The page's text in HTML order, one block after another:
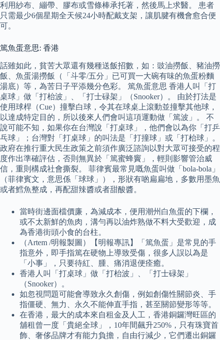
利用紗布、繃帶、膠布或雪條棒承托著，然後馬上求醫。 患者
只需最少6個星期全天候24小時配戴支架，讓肌腱有機會愈合便
可。
篤魚蛋意思: 香港
話雖如此，貧苦大眾還有幾種送飯招數，如：豉油撈飯、豬油撈
飯、魚蛋湯撈飯（「斗零/五分」已可買一大碗有味的魚蛋粉麵
湯底）等，為苦日子平添幾分色彩。 篤魚蛋意思 香港人叫「打
桌球」做「打枱波」、「打士碌架」（Snooker）。 由於打法是
使用球桿（Cue）撞擊白球，令其在球桌上滾動並撞擊其他球，
以達成特定目的，所以後來人們會叫這項運動做「篤波」。 不
說可能不知，如果你在台灣說「打桌球」，他們會以為你「打乒
乓球」；台灣對「打桌球」的叫法是「打撞球」或「打枱球」。
政府在推行重大民生政策之前須作廣泛諮詢以對大眾可接受的程
度作出準確評估，否則無異於「篤蜜蜂竇」，輕則影響管治威
信，重則構成社會撕裂。 菲律賓最常見嘅魚蛋叫做「bola-bola」
（菲律賓文，意思係「球球」），形狀有啲扁扁地，多數用墨魚
或者鱈魚整成，再配甜辣醬或者甜酸醬。
當時街邊面檔價廉，為減成本，便用潮州白魚蛋的下欄，
或不太新鮮的魚肉，溝勻再以油炸熟做不料大受歡迎，成
為香港街頭小食的台柱。
（Artem /明報製圖）【明報專訊】「篤魚蛋」是常見的手
指意外，即手指篤在硬物上導致受傷，很多人誤以為是
「小事」，只要待紅、腫、痛消退便痊癒。
香港人叫「打桌球」做「打枱波」、「打士碌架」
（Snooker）。
如忽視問題可能會導致永久創傷，例如創傷性關節炎、手
指僵硬、無力、永久不能伸直手指，甚至關節變形等等。
在香港，最大的成本來自租金及人工，香港銅鑼灣旺區的
舖租曾一度「貴絕全球」，10年間飆升250%，只有珠寶首
飾、奢侈品牌才有能力負擔，自由行減少，它們遷出銅鑼